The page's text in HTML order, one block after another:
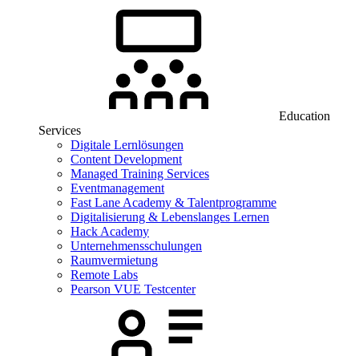
Education
Services
Digitale Lernlösungen
Content Development
Managed Training Services
Eventmanagement
Fast Lane Academy & Talentprogramme
Digitalisierung & Lebenslanges Lernen
Hack Academy
Unternehmensschulungen
Raumvermietung
Remote Labs
Pearson VUE Testcenter